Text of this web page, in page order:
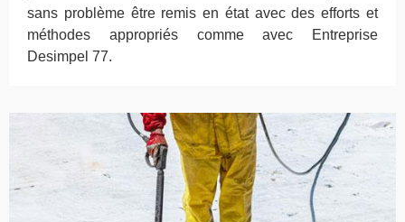
sans problème être remis en état avec des efforts et
méthodes appropriés comme avec Entreprise
Desimpel 77.